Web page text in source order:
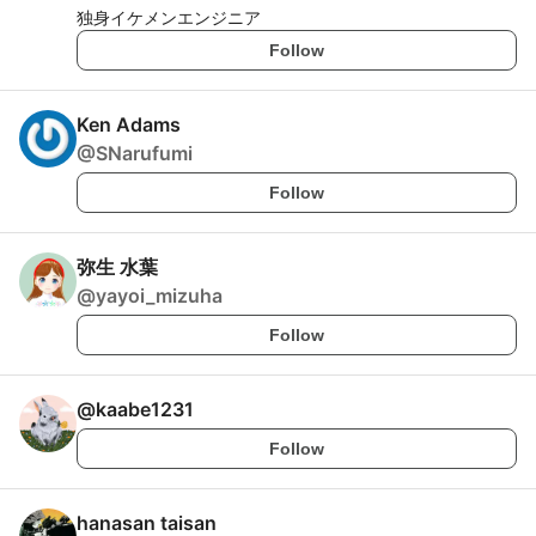
独身イケメンエンジニア
Follow
Ken Adams
@SNarufumi
Follow
弥生 水葉
@yayoi_mizuha
Follow
@kaabe1231
Follow
hanasan taisan